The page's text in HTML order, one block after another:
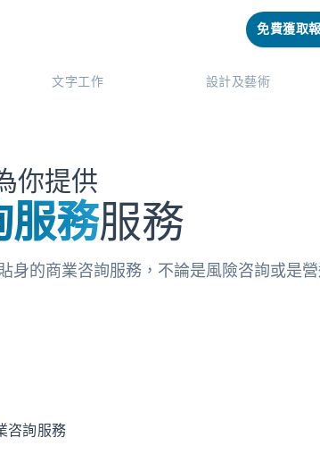
免費獲取
文字工作 設計及藝術
你提供
服務服務
身的商業咨詢服務，不論是風險咨詢或是
咨詢服務